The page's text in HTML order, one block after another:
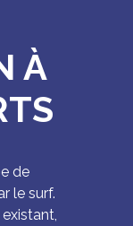
À
de
le surf.